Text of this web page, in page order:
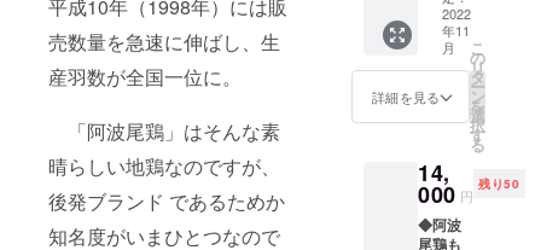
平成10年（1998年）には販
売数量を急速に伸ばし、生
産羽数が全国一位に。
「阿波尾鶏」はそんな素
晴らしい地鶏なのですが、
後発ブランド であるためか
知名度がいまひとつなので
示】
鶏肉 ※
冷凍便
にて発
しま
す。
糖、醸
造酢、
食用植
物油
脂、果
塩、た
ん白加
水分解
物、に
本）×２
袋、阿
波尾鶏
砂肝
串
袋、焼
き鳥の
タレ２
００
×2袋、
阿波尾
鶏もも
正肉
５００
ｇ×2
袋、阿
むね切
り身
５００
ｇ×2
2022
年11
月
詳細を見る
こ
の
リ
タ
ー
ン
を
選
択
す
る
14,
000 円
残り50
◆阿波
尾鶏も